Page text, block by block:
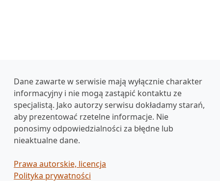
Dane zawarte w serwisie mają wyłącznie charakter
informacyjny i nie mogą zastąpić kontaktu ze
specjalistą. Jako autorzy serwisu dokładamy starań,
aby prezentować rzetelne informacje. Nie
ponosimy odpowiedzialności za błędne lub
nieaktualne dane.
Prawa autorskie, licencja
Polityka prywatności